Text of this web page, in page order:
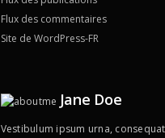
Flux des commentaires
Site de WordPress-FR
Jane Doe
Vestibulum ipsum urna,